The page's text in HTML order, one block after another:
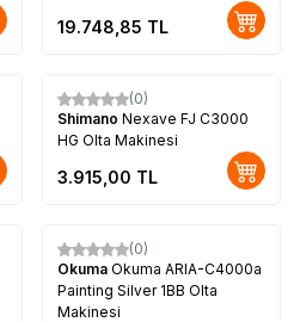
19.748,85 TL
Yeni
(0)
Shimano Nexave FJ C3000
HG Olta Makinesi
3.915,00 TL
%15
(0)
Okuma Okuma ARIA-C4000a
Painting Silver 1BB Olta
Makinesi